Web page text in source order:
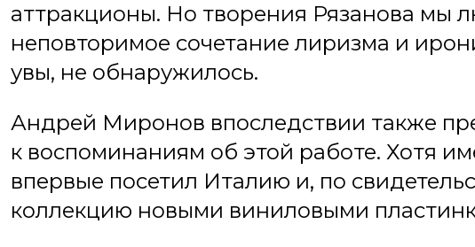
аттракционы. Но творения Рязанова мы
неповторимое сочетание лиризма и
увы, не обнаружилось.
Андрей Миронов впоследствии также
к воспоминаниям об этой работе. Хотя
впервые посетил Италию и, по
коллекцию новыми виниловыми